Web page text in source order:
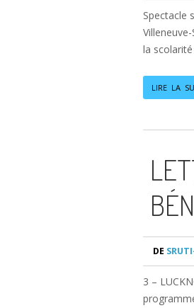
Spectacle
la
LIRE LA
DE
3 –